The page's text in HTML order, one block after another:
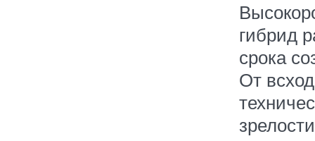
гибрид
срока
От